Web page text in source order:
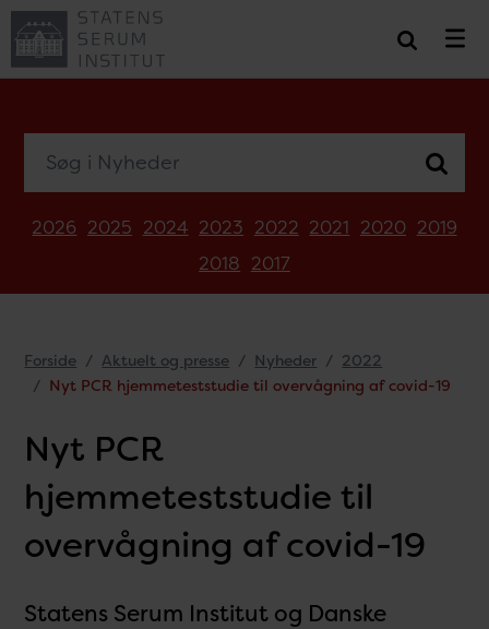
2026 2025 2024 2023 2022 2021 2020 2019
2018 2017
Forside Aktuelt og presse Nyheder
2022
Nyt PCR hjemmeteststudie til overvågning af covid-19
Nyt PCR
hjemmeteststudie til
overvågning af covid-19
Statens Serum Institut og Danske